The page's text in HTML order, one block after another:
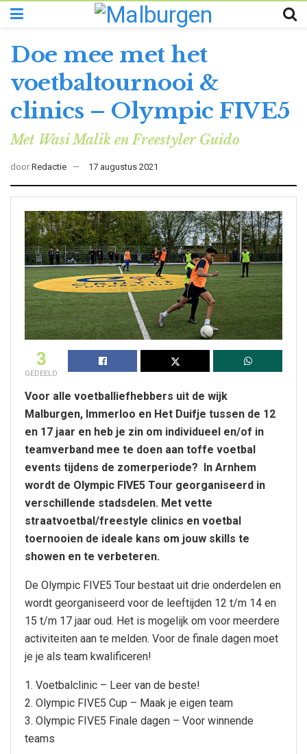
Doe mee met het
voetbaltournooi &
clinics – Olympic FIVE5
Met Wasi Malik en Freestyler Guido
door Redactie 17 augustus 2021
3
GEDEELD
Voor alle voetballiefhebbers uit de wijk
Malburgen, Immerloo en Het Duifje tussen de 12
en 17 jaar en heb je zin om individueel en/of in
teamverband mee te doen aan toffe voetbal
events tijdens de zomerperiode? In Arnhem
wordt de Olympic FIVE5 Tour georganiseerd in
verschillende stadsdelen. Met vette
straatvoetbal/freestyle clinics en voetbal
toernooien de ideale kans om jouw skills te
showen en te verbeteren.
De Olympic FIVE5 Tour bestaat uit drie onderdelen en
wordt georganiseerd voor de leeftijden 12 t/m 14 en
15 t/m 17 jaar oud. Het is mogelijk om voor meerdere
activiteiten aan te melden. Voor de finale dagen moet
je je als team kwalificeren!
1. Voetbalclinic – Leer van de beste!
2. Olympic FIVE5 Cup – Maak je eigen team
3. Olympic FIVE5 Finale dagen – Voor winnende
teams